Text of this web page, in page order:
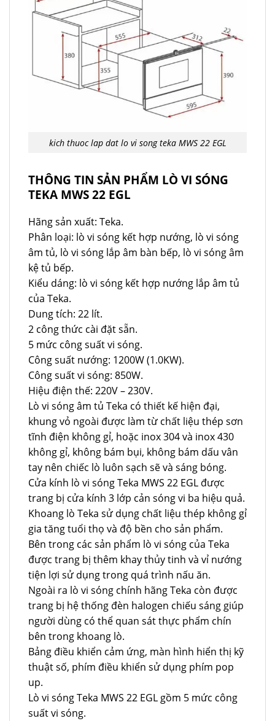
kich thuoc lap dat lo vi song teka MWS 22 EGL
THÔNG TIN SẢN PHẨM LÒ VI SÓNG
TEKA MWS 22 EGL
Hãng sản xuất: Teka.
Phân loại: lò vi sóng kết hợp nướng, lò vi sóng
âm tủ, lò vi sóng lắp âm bàn bếp, lò vi sóng âm
kệ tủ bếp.
Kiểu dáng: lò vi sóng kết hợp nướng lắp âm tủ
của Teka.
Dung tích: 22 lít.
2 công thức cài đặt sẵn.
5 mức công suất vi sóng.
Công suất nướng: 1200W (1.0KW).
Công suất vi sóng: 850W.
Hiệu điện thế: 220V – 230V.
Lò vi sóng âm tủ Teka có thiết kế hiện đại,
khung vỏ ngoài được làm từ chất liệu thép sơn
tĩnh điện không gỉ, hoặc inox 304 và inox 430
không gỉ, không bám bụi, không bám dấu vân
tay nên chiếc lò luôn sạch sẽ và sáng bóng.
Cửa kính lò vi sóng Teka MWS 22 EGL được
trang bị cửa kính 3 lớp cản sóng vi ba hiệu quả.
Khoang lò Teka sử dụng chất liệu thép không gỉ
gia tăng tuổi thọ và độ bền cho sản phẩm.
Bên trong các sản phẩm lò vi sóng của Teka
được trang bị thêm khay thủy tinh và vỉ nướng
tiện lợi sử dụng trong quá trình nấu ăn.
Ngoài ra lò vi sóng chính hãng Teka còn được
trang bị hệ thống đèn halogen chiếu sáng giúp
người dùng có thể quan sát thực phẩm chín
bên trong khoang lò.
Bảng điều khiển cảm ứng, màn hình hiển thị kỹ
thuật số, phím điều khiển sử dụng phím pop
up.
Lò vi sóng Teka MWS 22 EGL gồm 5 mức công
suất vi sóng.